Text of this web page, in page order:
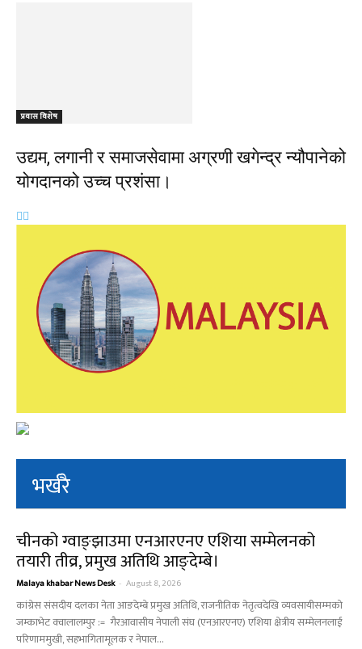
प्रवास विशेष
उद्यम, लगानी र समाजसेवामा अग्रणी खगेन्द्र न्यौपानेको
योगदानको उच्च प्रशंसा।
भर्खरै
चीनको ग्वाङ्झाउमा एनआरएनए एशिया सम्मेलनको
तयारी तीव्र, प्रमुख अतिथि आङ्देम्बे।
Malaya khabar News Desk - August 8, 2026
कांग्रेस संसदीय दलका नेता आङदेम्बे प्रमुख अतिथि, राजनीतिक नेतृत्वदेखि व्यवसायीसम्मको
जम्काभेट क्वालालम्पुर := गैरआवासीय नेपाली संघ (एनआरएनए) एशिया क्षेत्रीय सम्मेलनलाई
परिणाममुखी, सहभागितामूलक र नेपाल...